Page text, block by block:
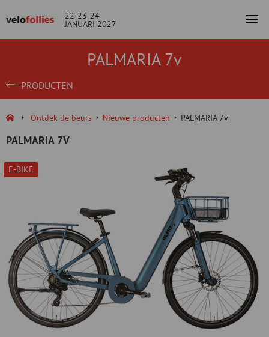
22-23-24
JANUARI 2027
PALMARIA 7v
PRODUCTEN
Ontdek de beurs Nieuwe producten PALMARIA 7v
PALMARIA 7V
E-BIKE